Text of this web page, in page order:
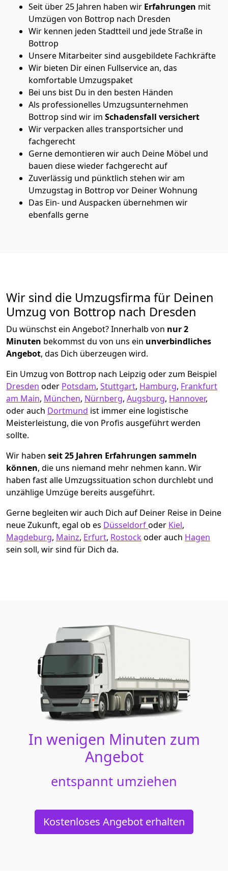
Seit über 25 Jahren haben wir Erfahrungen mit
Umzügen von Bottrop nach Dresden
Wir kennen jeden Stadtteil und jede Straße in
Bottrop
Unsere Mitarbeiter sind ausgebildete Fachkräfte
Wir bieten Dir einen Fullservice an, das
komfortable Umzugspaket
Bei uns bist Du in den besten Händen
Als professionelles Umzugsunternehmen
Bottrop sind wir im Schadensfall versichert
Wir verpacken alles transportsicher und
fachgerecht
Gerne demontieren wir auch Deine Möbel und
bauen diese wieder fachgerecht auf
Zuverlässig und pünktlich stehen wir am
Umzugstag in Bottrop vor Deiner Wohnung
Das Ein- und Auspacken übernehmen wir
ebenfalls gerne
Wir sind die Umzugsfirma für Deinen
Umzug von Bottrop nach Dresden
Du wünschst ein Angebot? Innerhalb von nur 2
Minuten bekommst du von uns ein unverbindliches
Angebot, das Dich überzeugen wird.
Ein Umzug von Bottrop nach Leipzig oder zum Beispiel
Dresden oder Potsdam, Stuttgart, Hamburg, Frankfurt
am Main, München, Nürnberg, Augsburg, Hannover,
oder auch Dortmund ist immer eine logistische
Meisterleistung, die von Profis ausgeführt werden
sollte.
Wir haben seit25 Jahren Erfahrungen sammeln
können, die uns niemand mehr nehmen kann. Wir
haben fast alle Umzugssituation schon durchlebt und
unzählige Umzüge bereits ausgeführt.
Gerne begleiten wir auch Dich auf Deiner Reise in Deine
neue Zukunft, egal ob es Düsseldorfoder Kiel,
Magdeburg, Mainz, Erfurt, Rostockoder auch Hagen
sein soll, wir sind für Dich da.
In wenigen Minuten zum
Angebot
entspannt umziehen
Kostenloses Angebot erhalten